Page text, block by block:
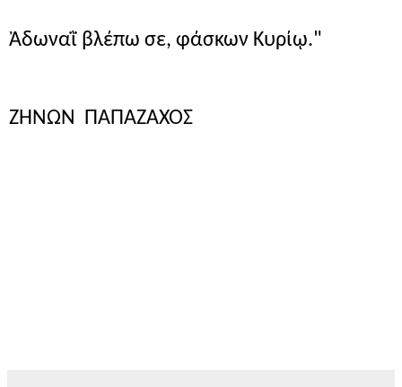
Ἀδωναῒ βλέπω σε, φάσκων Κυρίῳ."
ΖΗΝΩΝ ΠΑΠΑΖΑΧΟΣ